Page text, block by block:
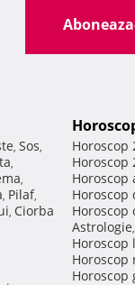
, Sos,
,
,
, Pilaf,
, Ciorba
Horoscop
Horoscop
Horoscop
Horoscop
Horoscop
Astrologie,
Horoscop
Horoscop
Horoscop